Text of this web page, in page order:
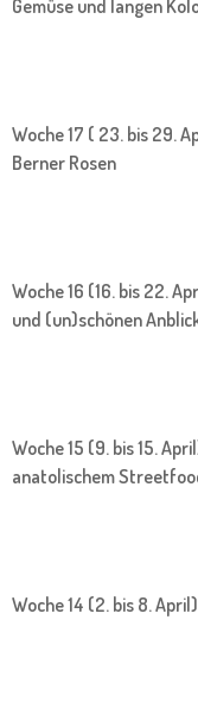
Gemüse und langen
Woche 17 ( 23. bis 29.
Berner Rosen
Woche 16 (16. bis 22.
und (un)schönen
Woche 15 (9. bis 15.
anatolischem
Woche 14 (2. bis 8.